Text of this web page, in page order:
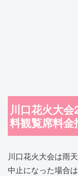
川口花火大
料観覧席料金
川口花火大会は雨
中止になった場合は